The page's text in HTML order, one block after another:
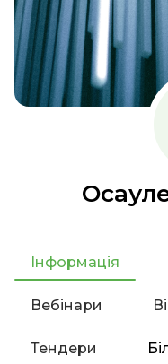
Інформація
Вебінари
Тендери